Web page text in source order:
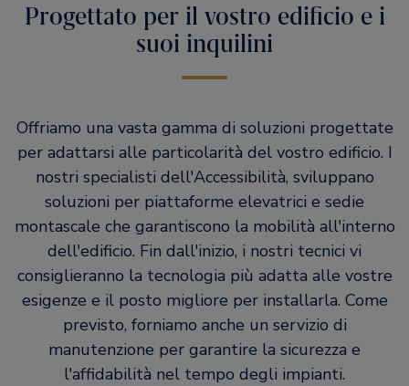
Progettato per il vostro edificio e i
suoi inquilini
Offriamo una vasta gamma di soluzioni progettate
per adattarsi alle particolarità del vostro edificio. I
nostri specialisti dell'Accessibilità, sviluppano
soluzioni per piattaforme elevatrici e sedie
montascale che garantiscono la mobilità all'interno
dell'edificio. Fin dall'inizio, i nostri tecnici vi
consiglieranno la tecnologia più adatta alle vostre
esigenze e il posto migliore per installarla. Come
previsto, forniamo anche un servizio di
manutenzione per garantire la sicurezza e
l'affidabilità nel tempo degli impianti.